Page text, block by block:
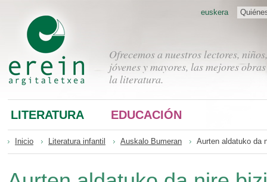
Ofrecemos a nuestros lectores, niños,
jóvenes y mayores, las mejores
la literatura.
euskera
LITERATURA EDUCACIÓN
Inicio Literatura infantil Auskalo Bumeran Aurten aldatuko da